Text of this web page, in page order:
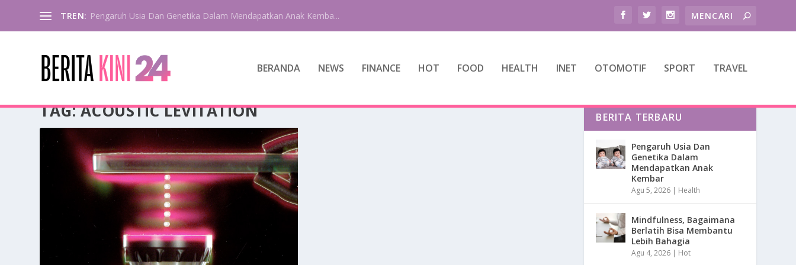
TREN: Pengaruh Usia Dan Genetika Dalam Mendapatkan Anak Kemba...
BERANDA NEWS FINANCE HOT FOOD HEALTH INET OTOMOTIF SPORT TRAVEL
TAG:ACOUSTIC LEVITATION BERITA TERBARU
Pengaruh Usia Dan
Genetika Dalam
Mendapatkan Anak
Kembar
Agu 5, 2026 | Health
Mindfulness, Bagaimana
Berlatih Bisa Membantu
Lebih Bahagia
Agu 4, 2026 | Hot